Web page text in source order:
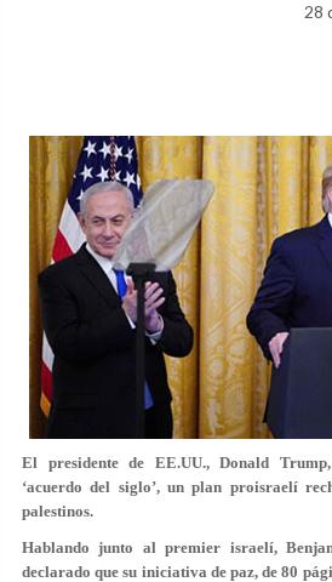
28
El presidente de EE.UU., Donald
‘acuerdo del siglo’, un plan proisraelí
palestinos.
Hablando junto al premier israelí,
declarado que su iniciativa de paz, de 80